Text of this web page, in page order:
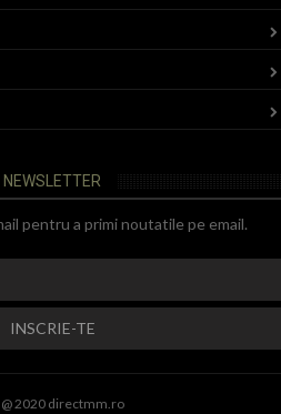
NEWSLETTER
pentru a primi noutatile pe email.
2020 directmm.ro